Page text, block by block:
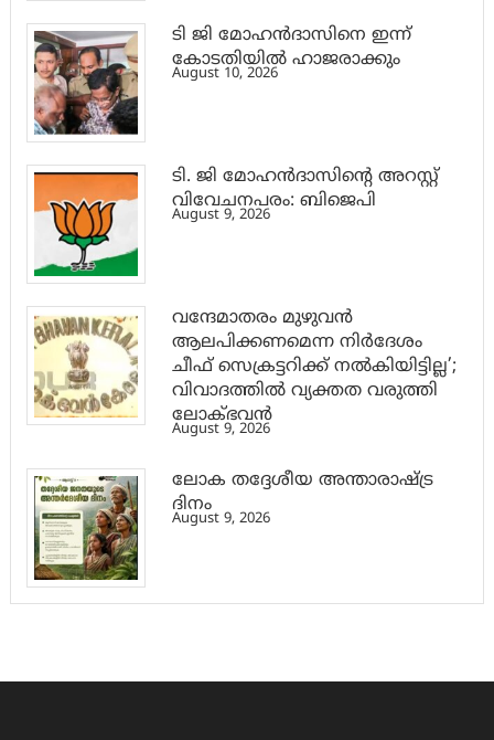
ടി ജി മോഹൻദാസിനെ ഇന്ന്
കോടതിയിൽ ഹാജരാക്കും
August 10, 2026
ടി. ജി മോഹന്‍ദാസിന്റെ അറസ്റ്റ്
വിവേചനപരം: ബിജെപി
August 9, 2026
വന്ദേമാതരം മുഴുവൻ
ആലപിക്കണമെന്ന നിർദേശം
ചീഫ് സെക്രട്ടറിക്ക് നൽകിയിട്ടില്ല’;
വിവാദത്തിൽ വ്യക്തത വരുത്തി
ലോക്ഭവൻ
August 9, 2026
ലോക തദ്ദേശീയ അന്താരാഷ്ട്ര
ദിനം
August 9, 2026